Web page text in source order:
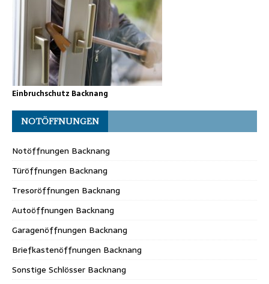
Einbruchschutz Backnang
NOTÖFFNUNGEN
Notöffnungen Backnang
Türöffnungen Backnang
Tresoröffnungen Backnang
Autoöffnungen Backnang
Garagenöffnungen Backnang
Briefkastenöffnungen Backnang
Sonstige Schlösser Backnang